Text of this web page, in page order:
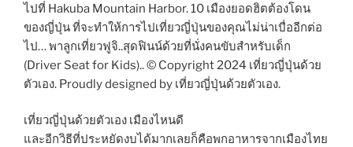
ไปที่ Hakuba Mountain Harbor. 10 เมืองยอดฮิตต้องโดน
ของญี่ปุ่น ที่จะทำให้การไปเที่ยวญี่ปุ่นของคุณไม่น่าเบื่ออีกต่อ
ไป… พาลูกเที่ยวฟูจิ..สุดฟินน์ด้วยที่นั่งคนขับสำหรับเด็ก
(Driver Seat for Kids).. © Copyright 2024 เที่ยวญี่ปุ่นด้วย
ตัวเอง. Proudly designed by เที่ยวญี่ปุ่นด้วยตัวเอง.
เที่ยวญี่ปุ่นด้วยตัวเอง เมืองไหนดี
และอีกวิธีที่ประหยัดงบได้มากเลยก็คือพกอาหารจากเมืองไทย